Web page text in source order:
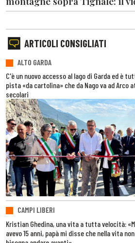
ARTICOLI CONSIGLIATI
ALTO GARDA
C'è un nuovo accesso al lago di Garda ed è
pista «da cartolina» che da Nago va ad Arco
secolari
CAMPI LIBERI
Kristian Ghedina, una vita a tutta velocità:
avevo 15 anni, papà mi disse che nella vita